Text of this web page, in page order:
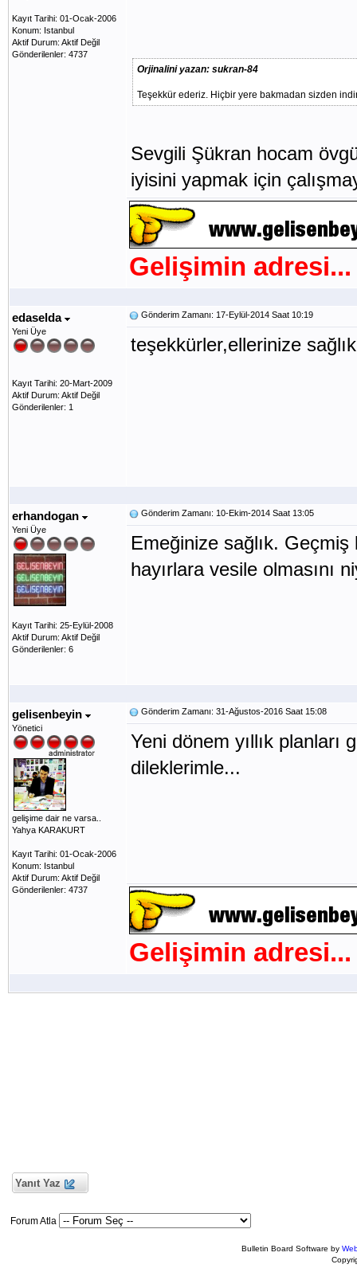
Kayıt Tarihi: 01-Ocak-2006
Konum: Istanbul
Aktif Durum: Aktif Değil
Gönderilenler: 4737
Orjinalini yazan: sukran-84
Teşekkür ederiz. Hiçbir yere bakmadan sizden
Sevgili Şükran hocam
iyisini yapmak için
Gelişimin adresi...
edaselda
Yeni Üye
Kayıt Tarihi: 20-Mart-2009
Aktif Durum: Aktif Değil
Gönderilenler: 1
Gönderim Zamanı: 17-Eylül-2014 Saat 10:19
teşekkürler,ellerinize
erhandogan
Yeni Üye
Kayıt Tarihi: 25-Eylül-2008
Aktif Durum: Aktif Değil
Gönderilenler: 6
Gönderim Zamanı: 10-Ekim-2014 Saat 13:05
Emeğinize sağlık. Geçmiş
hayırlara vesile olmasını
gelisenbeyin
Yönetici
gelişime dair ne varsa..
Yahya KARAKURT
Kayıt Tarihi: 01-Ocak-2006
Konum: Istanbul
Aktif Durum: Aktif Değil
Gönderilenler: 4737
Gönderim Zamanı: 31-Ağustos-2016 Saat 15:08
Yeni dönem yıllık planları
dileklerimle...
Gelişimin adresi...
Yanıt Yaz
Forum Atla
Bulletin Board Software by